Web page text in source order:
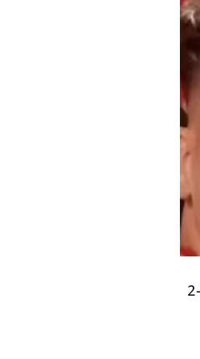
علق محمود أبو الدهب، نجم النادي الأهلي السابق، على خسارة فريقه الأول لكرة القدم أمام طلائع الجيش بنتيجة 1-2